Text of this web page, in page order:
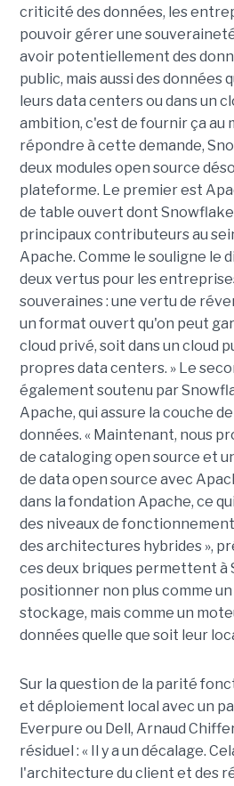
criticité des données, les
pouvoir gérer une
avoir potentiellement des
public, mais aussi des données
leurs data centers ou dans un
ambition, c'est de fournir ça au
répondre à cette demande,
deux modules open source
plateforme. Le premier est
de table ouvert dont
principaux contributeurs au
Apache. Comme le souligne le
deux vertus pour les
souveraines : une vertu de
un format ouvert qu'on peut
cloud privé, soit dans un cloud
propres data centers. » Le
également soutenu par
Apache, qui assure la couche
données. « Maintenant, nous
de cataloging open source et
de data open source avec
dans la fondation Apache, ce
des niveaux de
des architectures hybrides »,
ces deux briques permettent à
positionner non plus comme un
stockage, mais comme un
données quelle que soit leur
Sur la question de la parité
et déploiement local avec un
Everpure ou Dell, Arnaud
résiduel : « Il y a un décalage.
l'architecture du client et des